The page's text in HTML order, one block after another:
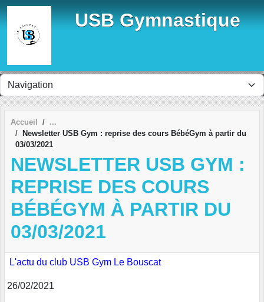
USB Gymnastique
Accueil
Newsletter USB Gym : reprise des cours BébéGym à partir du
03/03/2021
NEWSLETTER USB GYM :
REPRISE DES COURS
BÉBÉGYM À PARTIR DU
03/03/2021
L'actu du club USB Gym Le Bouscat
26/02/2021
Panneau de gestion des cookies